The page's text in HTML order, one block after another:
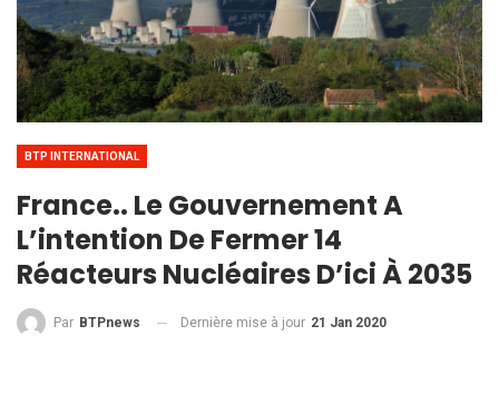
BTP INTERNATIONAL
France.. Le Gouvernement A
L’intention De Fermer 14
Réacteurs Nucléaires D’ici À 2035
Par BTPnews Dernière mise à jour 21 Jan 2020